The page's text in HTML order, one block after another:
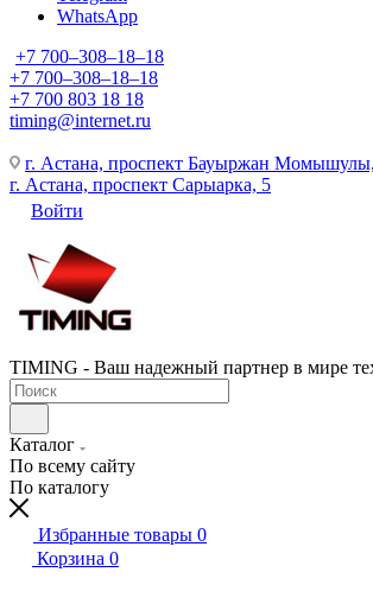
WhatsApp
+7 700‒308‒18‒18
+7 700‒308‒18‒18
+7 700 803 18 18
timing@internet.ru
г. Астана, проспект Бауыржан
г. Астана, проспект Сарыарка, 5
Войти
TIMING - Ваш надежный партнер в мире
Каталог
По всему сайту
По каталогу
Избранные товары 0
Корзина 0